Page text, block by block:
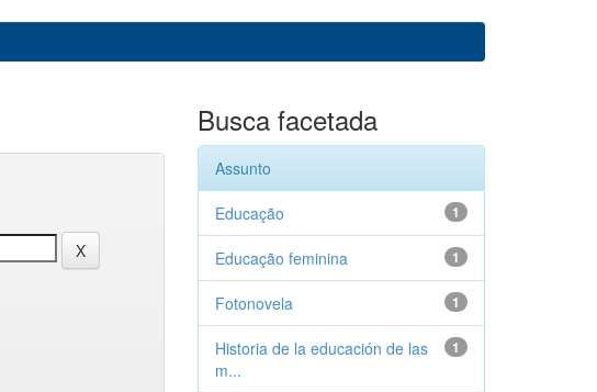
Busca facetada
Assunto
1
Educação
1
Educação feminina
1
Fotonovela
1
Historia de la educación de las
m...